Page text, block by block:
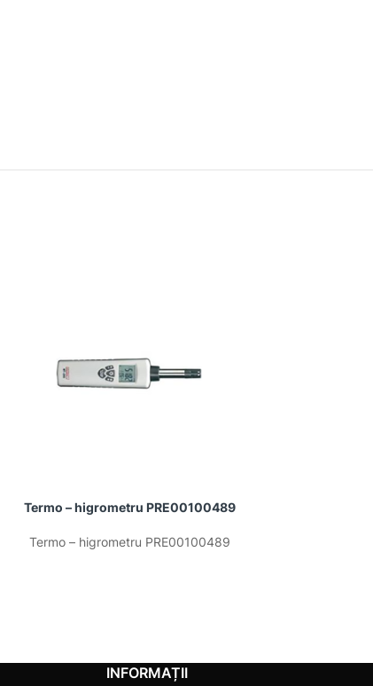
Termo – higrometru PRE00100489
Termo – higrometru PRE00100489
INFORMAȚII